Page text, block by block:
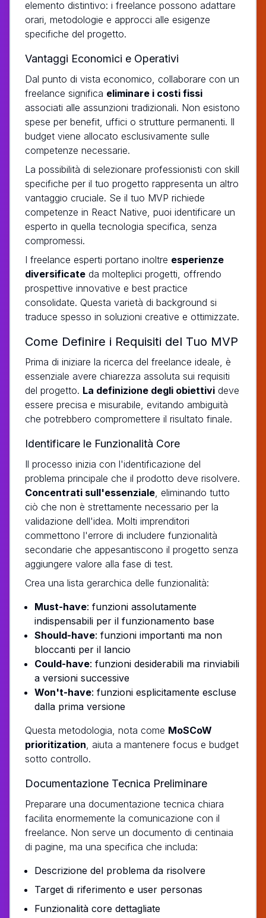
elemento distintivo: i freelance possono adattare
orari, metodologie e approcci alle esigenze
specifiche del progetto.
Vantaggi Economici e Operativi
Dal punto di vista economico, collaborare con un
freelance significa eliminare i costi fissi
associati alle assunzioni tradizionali. Non esistono
spese per benefit, uffici o strutture permanenti. Il
budget viene allocato esclusivamente sulle
competenze necessarie.
La possibilità di selezionare professionisti con skill
specifiche per il tuo progetto rappresenta un altro
vantaggio cruciale. Se il tuo MVP richiede
competenze in React Native, puoi identificare un
esperto in quella tecnologia specifica, senza
compromessi.
I freelance esperti portano inoltre esperienze
diversificate da molteplici progetti, offrendo
prospettive innovative e best practice
consolidate. Questa varietà di background si
traduce spesso in soluzioni creative e ottimizzate.
Come Definire i Requisiti del Tuo MVP
Prima di iniziare la ricerca del freelance ideale, è
essenziale avere chiarezza assoluta sui requisiti
del progetto. La definizione degli obiettivi deve
essere precisa e misurabile, evitando ambiguità
che potrebbero compromettere il risultato finale.
Identificare le Funzionalità Core
Il processo inizia con l'identificazione del
problema principale che il prodotto deve risolvere.
Concentrati sull'essenziale , eliminando tutto
ciò che non è strettamente necessario per la
validazione dell'idea. Molti imprenditori
commettono l'errore di includere funzionalità
secondarie che appesantiscono il progetto senza
aggiungere valore alla fase di test.
Crea una lista gerarchica delle funzionalità:
Must-have: funzioni assolutamente
indispensabili per il funzionamento base
Should-have: funzioni importanti ma non
bloccanti per il lancio
Could-have: funzioni desiderabili ma rinviabili
a versioni successive
Won't-have: funzioni esplicitamente escluse
dalla prima versione
Questa metodologia, nota come MoSCoW
prioritization , aiuta a mantenere focus e budget
sotto controllo.
Documentazione Tecnica Preliminare
Preparare una documentazione tecnica chiara
facilita enormemente la comunicazione con il
freelance. Non serve un documento di centinaia
di pagine, ma una specifica che includa:
Descrizione del problema da risolvere
Target di riferimento e user personas
Funzionalità core dettagliate